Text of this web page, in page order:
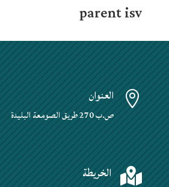
parent isv
 العنوان
ص.ب 270 طريق الصومعة البليدة
 الخريطة